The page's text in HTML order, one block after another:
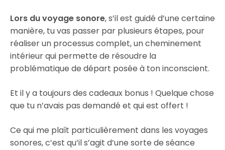
Lors du voyage sonore, s’il est guidé d’une certaine
manière, tu vas passer par plusieurs étapes, pour
réaliser un processus complet, un cheminement
intérieur qui permette de résoudre la
problématique de départ posée à ton inconscient.
Et il y a toujours des cadeaux bonus ! Quelque chose
que tu n’avais pas demandé et qui est offert !
Ce qui me plaît particulièrement dans les voyages
sonores, c’est qu’il s’agit d’une sorte de séance